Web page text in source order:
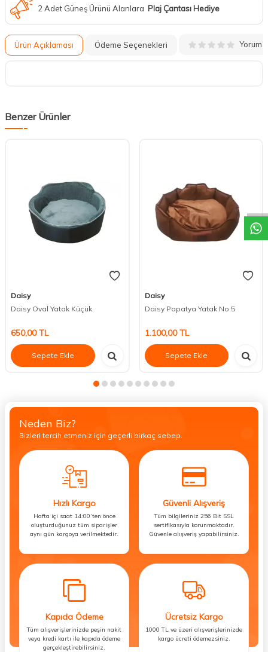
2 Adet Güneş Ürünü Alanlara Plaj Çantası Hediye
Ürün Açıklaması Ödeme Seçenekleri Yorum
Benzer Ürünler
Daisy
Daisy Oval Yatak Küçük
650,00TL
Sepete Ekle
Daisy
Daisy Papatya Yatak No:5
1.100,00TL
Sepete Ekle
Neden Biz?
Bizleri tercih etmeniz için geçerli birkaç sebep.
Hızlı Kargo
Hafta içi saat 14:00’ten önce
oluşturduğunuz tüm siparişler
aynı gün kargoya verilmektedir.
Güvenli Alışveriş
Tüm bilgileriniz 256 Bit SSL
sertifikasıyla korunmaktadır.
Güvenle alışveriş yapabilirsiniz.
Kapıda Ödeme
Tüm alışverişlerinizde peşin nakit
veya kredi kartı ile kapıda ödeme
gerçekleştirebilirsiniz.
Ücretsiz Kargo
1000 TL ve üzeri alışverişlerinizde
kargo ücreti ödemezsiniz.